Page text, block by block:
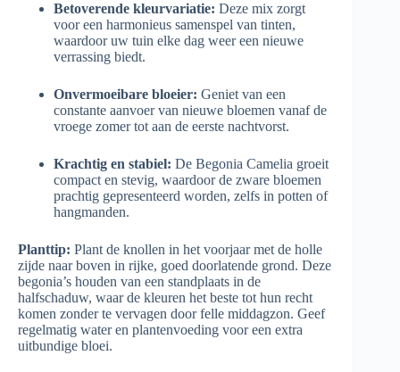
Betoverende kleurvariatie: Deze mix zorgt
voor een harmonieus samenspel van tinten,
waardoor uw tuin elke dag weer een nieuwe
verrassing biedt.
Onvermoeibare bloeier: Geniet van een
constante aanvoer van nieuwe bloemen vanaf de
vroege zomer tot aan de eerste nachtvorst.
Krachtig en stabiel: De Begonia Camelia groeit
compact en stevig, waardoor de zware bloemen
prachtig gepresenteerd worden, zelfs in potten of
hangmanden.
Planttip: Plant de knollen in het voorjaar met de holle
zijde naar boven in rijke, goed doorlatende grond. Deze
begonia’s houden van een standplaats in de
halfschaduw, waar de kleuren het beste tot hun recht
komen zonder te vervagen door felle middagzon. Geef
regelmatig water en plantenvoeding voor een extra
uitbundige bloei.